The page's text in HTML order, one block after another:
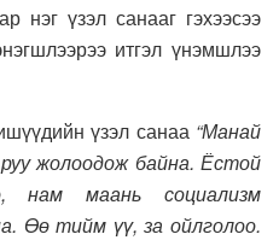
нэг үзэл санааг гэхээсээ
итгэл үнэмшлээ
үзэл санаа“Манай
жолоодож байна. Ёстой
нам маань социализм
Өө тийм үү, за ойлголоо.